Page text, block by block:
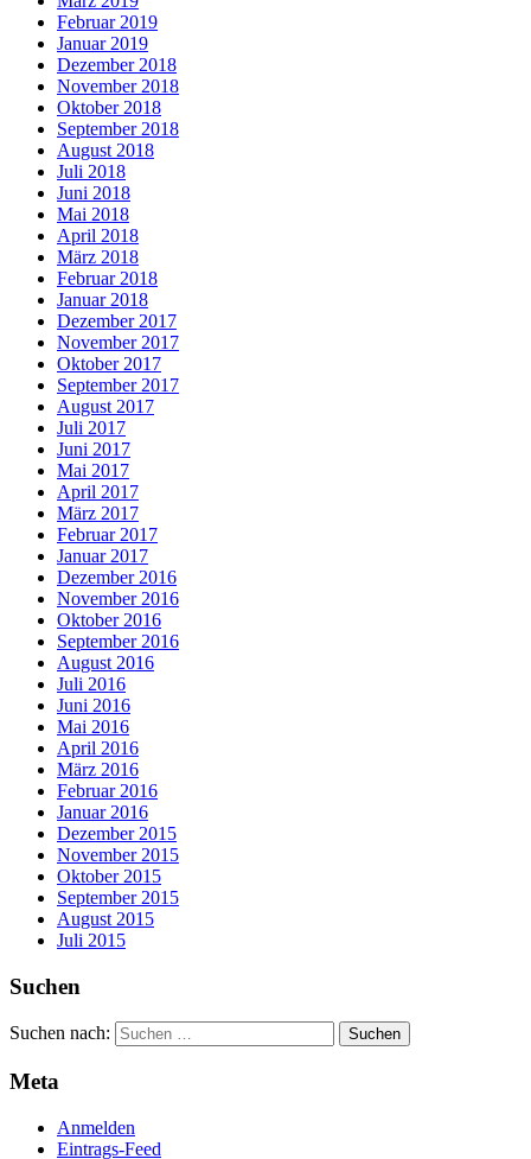
Februar 2019
Januar 2019
Dezember 2018
November 2018
Oktober 2018
September 2018
August 2018
Juli 2018
Juni 2018
Mai 2018
April 2018
März 2018
Februar 2018
Januar 2018
Dezember 2017
November 2017
Oktober 2017
September 2017
August 2017
Juli 2017
Juni 2017
Mai 2017
April 2017
März 2017
Februar 2017
Januar 2017
Dezember 2016
November 2016
Oktober 2016
September 2016
August 2016
Juli 2016
Juni 2016
Mai 2016
April 2016
März 2016
Februar 2016
Januar 2016
Dezember 2015
November 2015
Oktober 2015
September 2015
August 2015
Juli 2015
Suchen
Suchen nach:
Meta
Anmelden
Eintrags-Feed